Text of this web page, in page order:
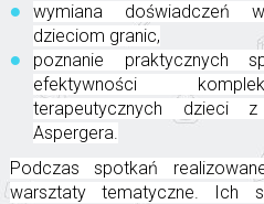
wymiana doświadczeń
dzieciom granic,
poznanie praktycznych
efektywności
terapeutycznych dzieci
Aspergera.
Podczas spotkań
warsztaty tematyczne. Ich